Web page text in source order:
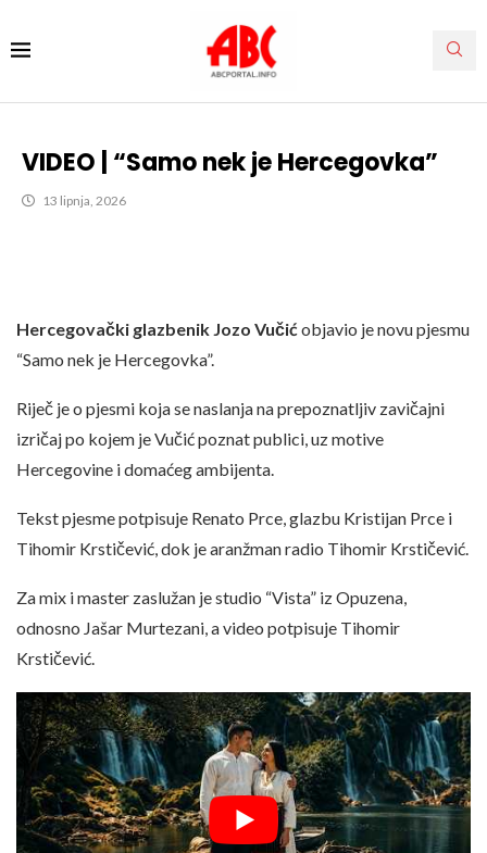
VIDEO | “Samo nek je Hercegovka”
13 lipnja, 2026
Hercegovački glazbenik Jozo Vučićobjavio je novu pjesmu
“Samo nek je Hercegovka”.
Riječ je o pjesmi koja se naslanja na prepoznatljiv zavičajni
izričaj po kojem je Vučić poznat publici, uz motive
Hercegovine i domaćeg ambijenta.
Tekst pjesme potpisuje Renato Prce, glazbu Kristijan Prce i
Tihomir Krstičević, dok je aranžman radio Tihomir Krstičević.
Za mix i master zaslužan je studio “Vista” iz Opuzena,
odnosno Jašar Murtezani, a video potpisuje Tihomir
Krstičević.